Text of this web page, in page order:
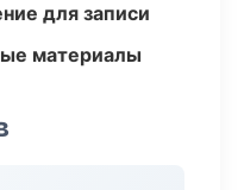
для записи
материалы